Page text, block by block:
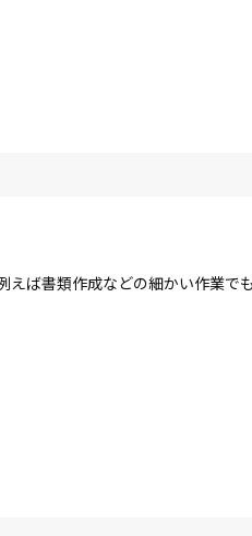
ば書類作成などの細かい作業